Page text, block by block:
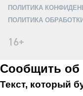
ПОЛИТИКА
ПОЛИТИКА
16+
Сообщить об
Текст, который